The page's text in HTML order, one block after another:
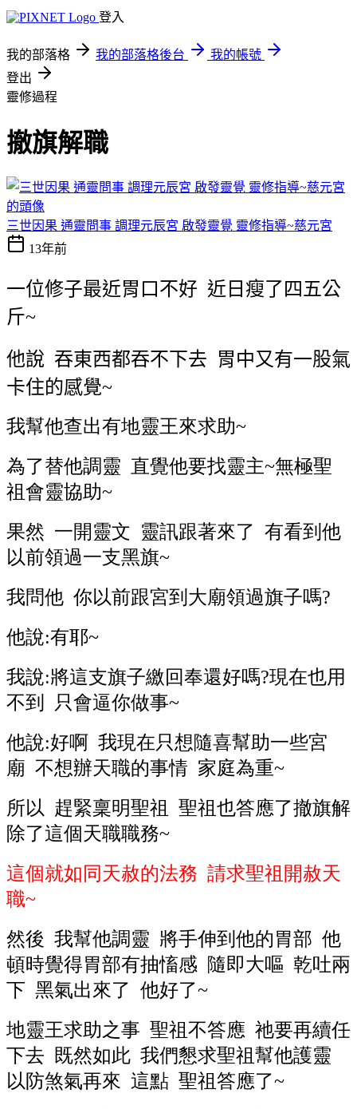
登入
我的部落格 我的部落格後台
我的帳號
登出
靈修過程
撤旗解職
三世因果 通靈問事 調理元辰宮 啟發靈覺 靈修指導~慈元宮
13年前
一位修子最近胃口不好 近日瘦了四五公
斤~
他說 吞東西都吞不下去
胃中又有一股氣
卡住的感覺~
我幫他查出有地靈王來求助~
為了替他調靈 直覺他要找靈主~無極聖
祖會靈協助~
果然 一開靈文 靈訊跟著來了 有看到他
以前領過一支黑旗~
我問他 你以前跟宮到大廟領過旗子嗎?
他說:有耶~
我說:將這支旗子繳回奉還好嗎?現在也用
不到 只會逼你做事~
他說:好啊 我現在只想隨喜幫助一些宮
廟 不想辦天職的事情 家庭為重~
所以 趕緊稟明聖祖 聖祖也答應了撤旗解
除了這個天職職務~
這個就如同天赦的法務 請求聖祖開赦天
職~
然後 我幫他調靈 將手伸到他的胃部 他
頓時覺得胃部有抽慉感 隨即大嘔 乾吐兩
下 黑氣出來了 他好了~
地靈王求助之事 聖祖不答應 祂要再續任
下去 既然如此 我們懇求聖祖幫他護靈
以防煞氣再來 這點 聖祖答應了~